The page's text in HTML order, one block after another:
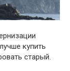
купить
старый.